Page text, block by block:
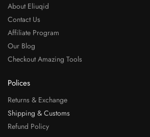
About Eliuqid
Contact Us
Affiliate Program
Our Blog
Checkout Amazing Tools
Polices
Returns & Exchange
Shipping & Customs
Refund Policy